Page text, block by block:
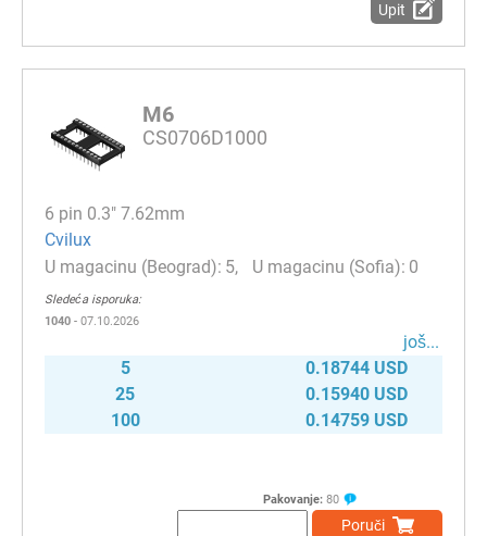
Upit
M6
CS0706D1000
6 pin 0.3" 7.62mm
Cvilux
5
0
Sledeća isporuka:
1040 - 07.10.2026
јоš...
5
0.18744 USD
25
0.15940 USD
100
0.14759 USD
Pakovanje: 80
Poruči